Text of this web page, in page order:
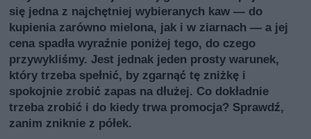
się jedna z najchętniej wybieranych kaw — do
kupienia zarówno mielona, jak i w ziarnach — a jej
cena spadła wyraźnie poniżej tego, do czego
przywykliśmy. Jest jednak jeden prosty warunek,
który trzeba spełnić, by zgarnąć tę zniżkę i
spokojnie zrobić zapas na dłużej. Co dokładnie
trzeba zrobić i do kiedy trwa promocja? Sprawdź,
zanim zniknie z półek.